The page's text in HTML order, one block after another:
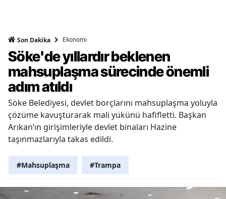
Son Dakika Ekonomi
Söke'de yıllardır beklenen
mahsuplaşma sürecinde önemli
adım atıldı
Söke Belediyesi, devlet borçlarını mahsuplaşma yoluyla
çözüme kavuşturarak mali yükünü hafifletti. Başkan
Arıkan’ın girişimleriyle devlet binaları Hazine
taşınmazlarıyla takas edildi.
#Mahsuplaşma #Trampa